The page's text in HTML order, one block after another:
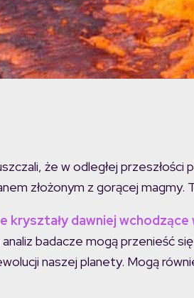
że w odległej przeszłości
złożonym z gorącej magmy.
kryształy dawniej wchodzące
badacze mogą przenieść
naszej planety. Mogą